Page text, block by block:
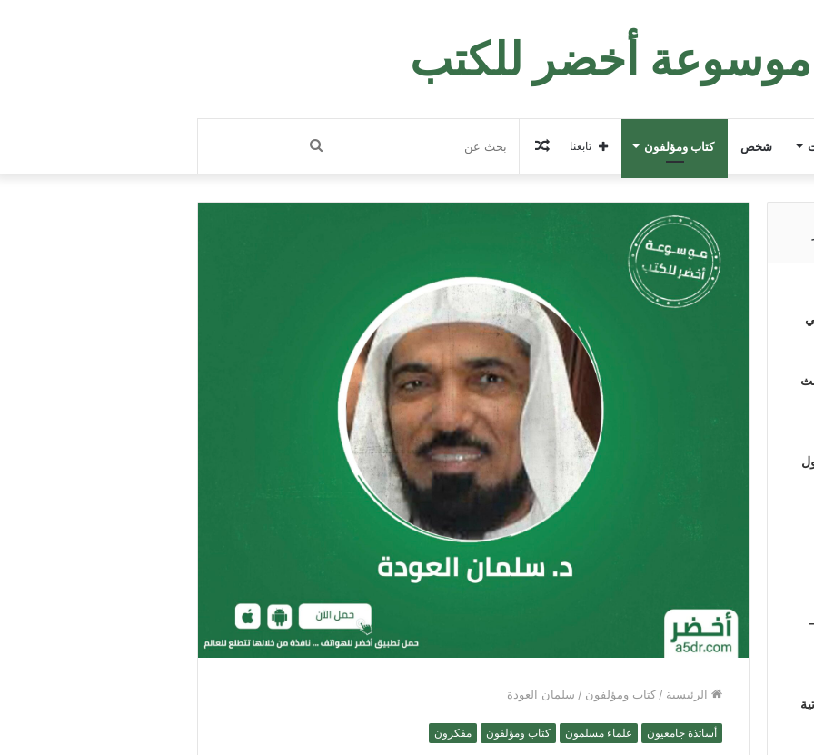
موسوعة أخضر للكتب
شخص كتاب ومؤلفون بحث
عن
مقال
عشوائي
تابعنا
الرئيسية / كتاب ومؤلفون / سلمان العودة
أساتذة جامعيون علماء مسلمون كتاب ومؤلفون مفكرون